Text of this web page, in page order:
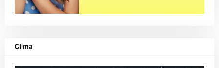
Clima